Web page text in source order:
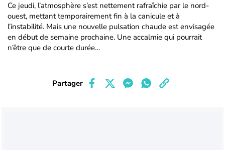
Ce jeudi, l’atmosphère s’est nettement rafraîchie par le nord-
ouest, mettant temporairement fin à la canicule et à
l’instabilité. Mais une nouvelle pulsation chaude est envisagée
en début de semaine prochaine. Une accalmie qui pourrait
n’être que de courte durée…
Partager